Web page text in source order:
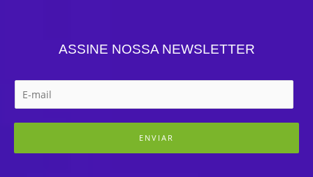
ASSINE NOSSA NEWSLETTER
ENVIAR